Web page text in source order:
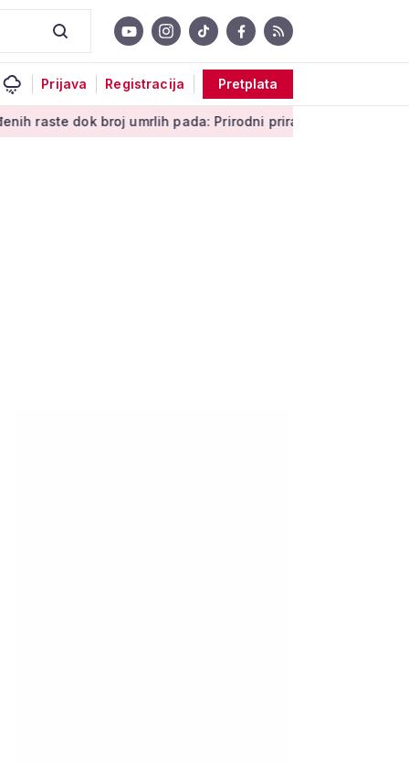
Prijava Registracija Pretplata
umrlih pada: Prirodni prirast svejedno je negativan